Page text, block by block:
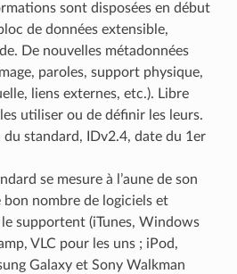
sont disposées en début
de données extensible,
De nouvelles métadonnées
paroles, support physique,
liens externes, etc.). Libre
utiliser ou de définir les leurs.
du standard, IDv2.4, date du 1er
se mesure à l’aune de son
nombre de logiciels et
supportent (iTunes, Windows
VLC pour les uns ; iPod,
Galaxy et Sony Walkman